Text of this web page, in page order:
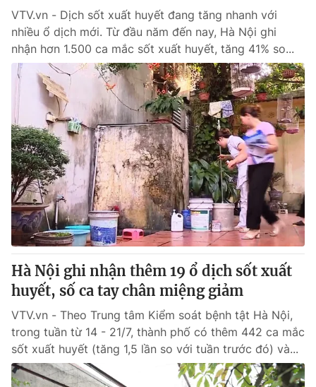
VTV.vn - Dịch sốt xuất huyết đang tăng nhanh với
nhiều ổ dịch mới. Từ đầu năm đến nay, Hà Nội ghi
nhận hơn 1.500 ca mắc sốt xuất huyết, tăng 41% so...
Hà Nội ghi nhận thêm 19 ổ dịch sốt xuất
huyết, số ca tay chân miệng giảm
VTV.vn - Theo Trung tâm Kiểm soát bệnh tật Hà Nội,
trong tuần từ 14 - 21/7, thành phố có thêm 442 ca mắc
sốt xuất huyết (tăng 1,5 lần so với tuần trước đó) và...